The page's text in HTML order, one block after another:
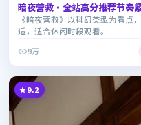
暗夜营救·全站高分推荐节奏
《暗夜营救》以科幻类型为看点
适，适合休闲时段观看。
9万
9.2